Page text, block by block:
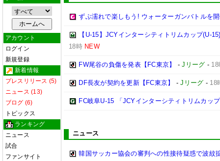
アカウント
ログイン
新規登録
新着情報
プレスリリース (5)
ニュース (13)
ブログ (6)
トピックス
ランキング
ニュース
試合
ファンサイト
ずぶ濡れで楽しもう! ウォーターガンバトルを
【U-15】JCYインターシティトリムカップ(U-
18時 NEW
FW尾谷の負傷を発表【FC東京】 -Jリーグ - 18
DF長友が契約を更新【FC東京】 -Jリーグ - 18
FC岐阜U-15 「JCYインターシティトリムカッ
ニュース
韓国サッカー協会の審判への性接待疑惑で波紋